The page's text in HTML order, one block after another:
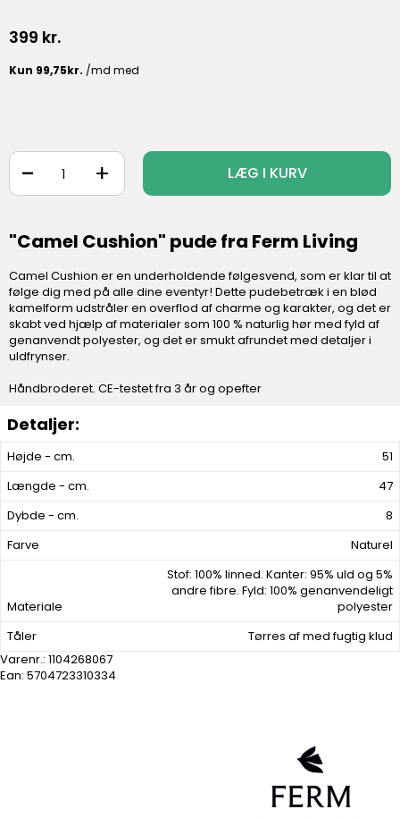
Højde - cm.
51
Længde - cm.
47
Dybde - cm.
8
Farve
Naturel
Materiale
Stof: 100% linned. Kanter: 95% uld og 5%
andre fibre. Fyld: 100% genanvendeligt
polyester
Tåler
Tørres af med fugtig klud
Varenr.: 1104268067
Ean: 5704723310334
399 kr.
+
- LÆG I KURV
"Camel Cushion" pude fra Ferm Living
Camel Cushion er en underholdende følgesvend, som er klar til at
følge dig med på alle dine eventyr! Dette pudebetræk i en blød
kamelform udstråler en overflod af charme og karakter, og det er
skabt ved hjælp af materialer som 100 % naturlig hør med fyld af
genanvendt polyester, og det er smukt afrundet med detaljer i
uldfrynser.
Håndbroderet. CE-testet fra 3 år og opefter